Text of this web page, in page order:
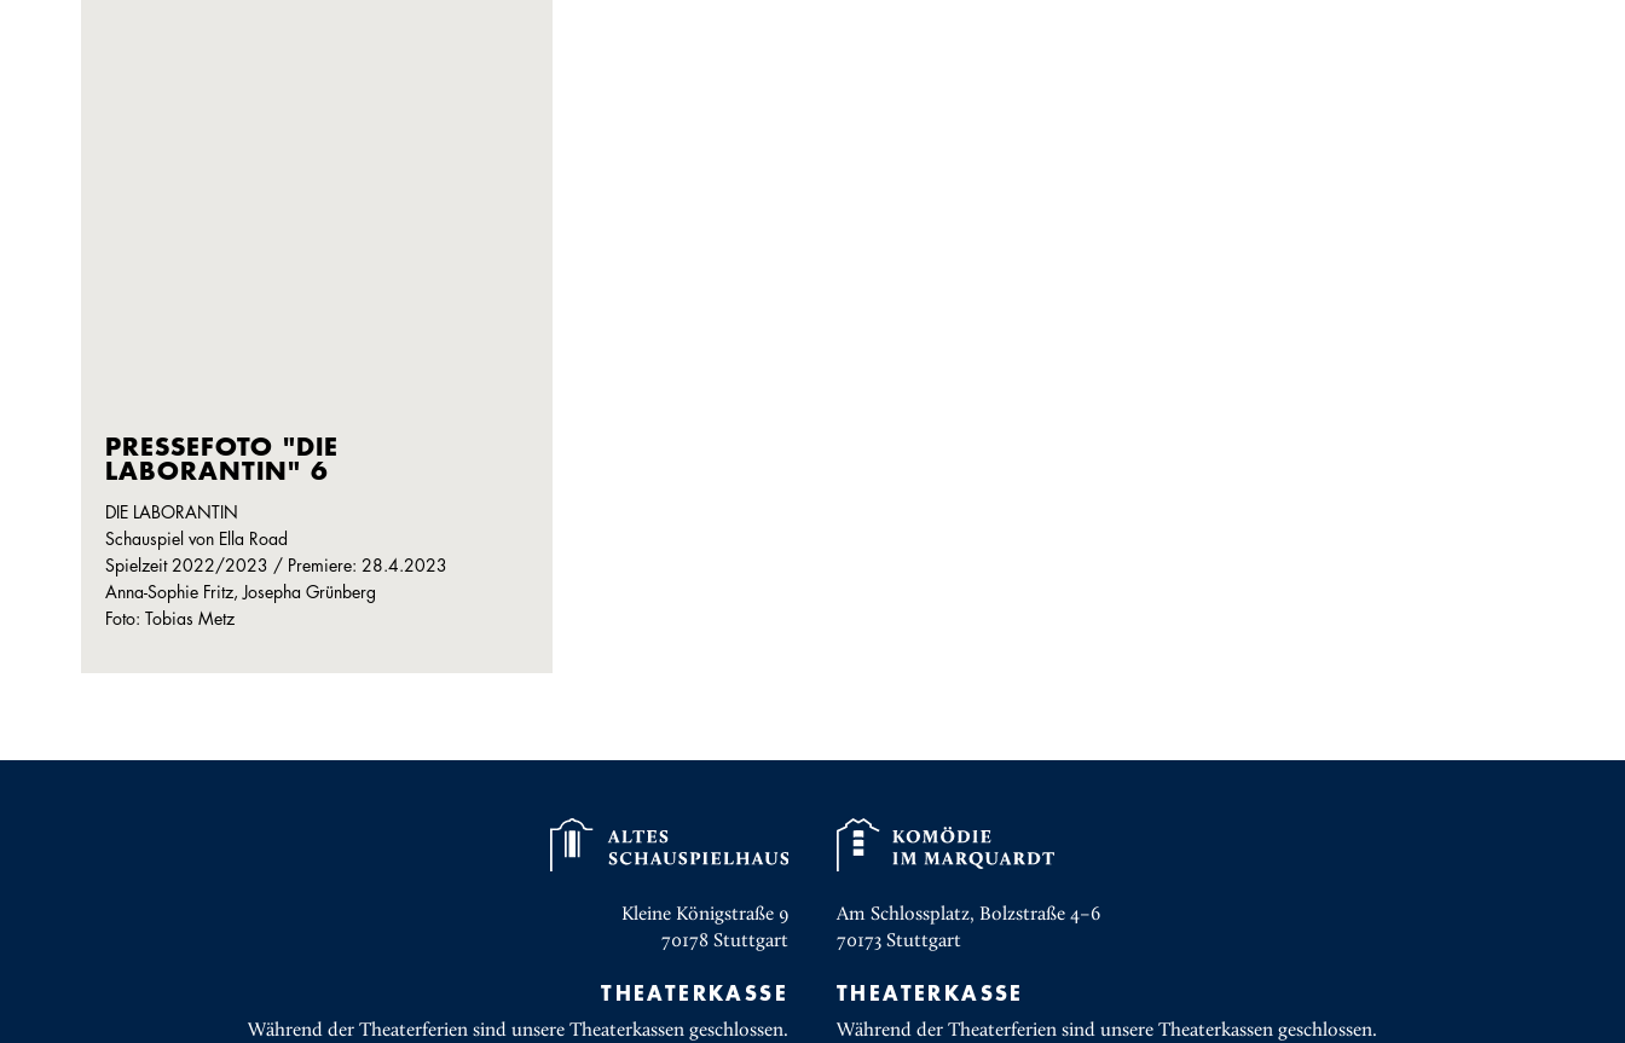
PRESSEFOTO "DIE
LABORANTIN" 6
DIE LABORANTIN
Schauspiel von Ella Road
Spielzeit 2022/2023 / Premiere: 28.4.2023
Anna-Sophie Fritz, Josepha Grünberg
Foto: Tobias Metz
Kleine Königstraße 9
70178 Stuttgart
THEATERKASSE
Während der Theaterferien sind unsere Theaterkassen geschlossen.
Am Schlossplatz, Bolzstraße 4–6
70173 Stuttgart
THEATERKASSE
Während der Theaterferien sind unsere Theaterkassen geschlossen.